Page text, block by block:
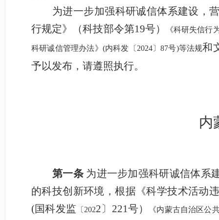
为进一步加强科研诚信体系建设，
行规定》（科技部令第19号） 《科研失信行
科研诚信管理办法》(内科发〔2024〕87号)等法规和
予以发布，请遵照执行。
内
第一条 为进一步加强科研诚信体系
的科技创新环境，根据《科学技术活动
(国科发监 〔 2022〕 221号） 《内蒙古自治区公